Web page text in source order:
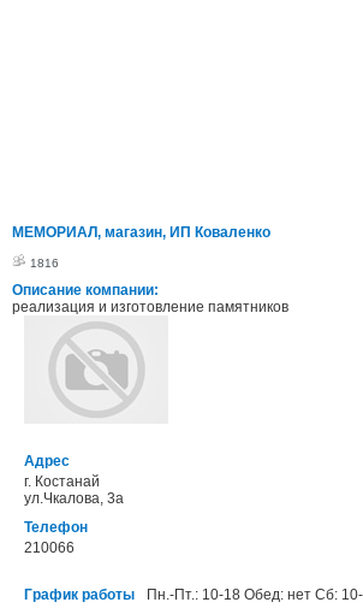
МЕМОРИАЛ, магазин, ИП Коваленко
1816
Описание компании:
реализация и изготовление памятников
Адрес
г. Костанай
ул.Чкалова, 3а
Телефон
210066
График работы Пн.-Пт.: 10-18 Обед: нет Сб: